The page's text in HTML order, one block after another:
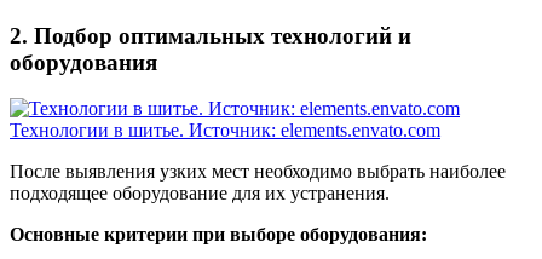
2. Подбор оптимальных технологий и
оборудования
Технологии в шитье. Источник: elements.envato.com
После выявления узких мест необходимо выбрать наиболее
подходящее оборудование для их устранения.
Основные критерии при выборе оборудования: